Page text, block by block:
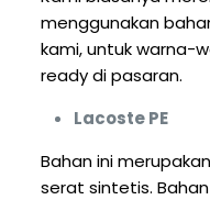
menggunakan
kami, untuk warna-
ready di pasaran.
Lacoste PE
Bahan ini
serat sintetis.